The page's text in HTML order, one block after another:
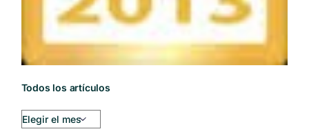
Todos los artículos